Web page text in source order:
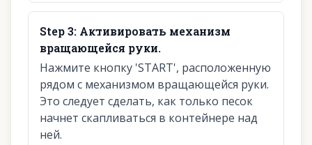
Step3: Активировать механизм
вращающейся руки.
Нажмите кнопку 'START', расположенную
рядом с механизмом вращающейся руки.
Это следует сделать, как только песок
начнет скапливаться в контейнере над
ней.